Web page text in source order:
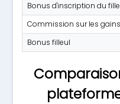
Bonus d'inscription du
Commission sur les
Bonus filleul